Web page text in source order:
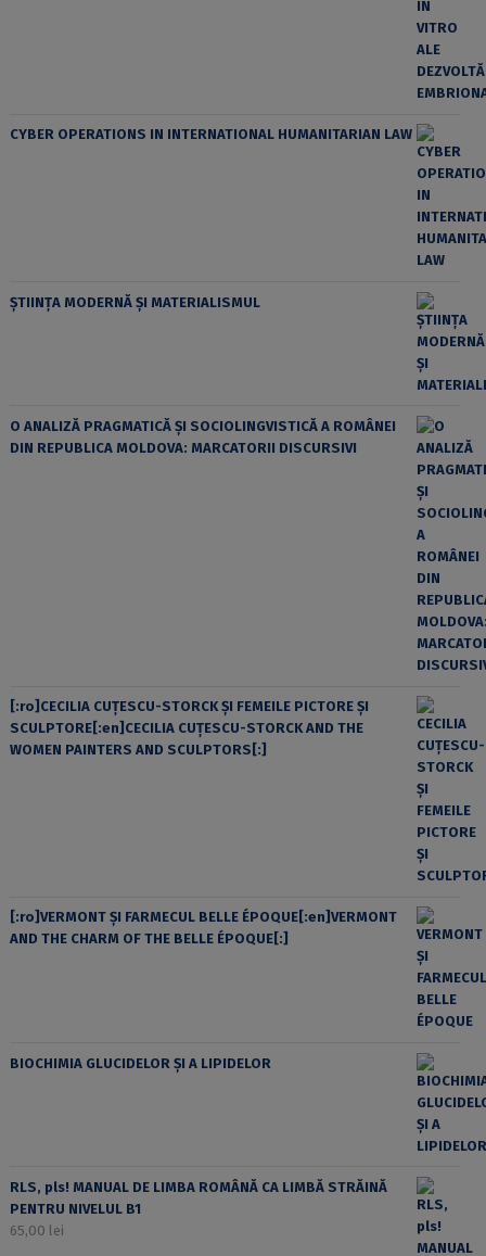
CYBER OPERATIONS IN INTERNATIONAL HUMANITARIAN LAW
ȘTIINȚA MODERNĂ ȘI MATERIALISMUL
O ANALIZĂ PRAGMATICĂ ȘI SOCIOLINGVISTICĂ A ROMÂNEI
DIN REPUBLICA MOLDOVA: MARCATORII DISCURSIVI
[:ro]CECILIA CUŢESCU-STORCK ŞI FEMEILE PICTORE ŞI
SCULPTORE[:en]CECILIA CUŢESCU-STORCK AND THE
WOMEN PAINTERS AND SCULPTORS[:]
[:ro]VERMONT ȘI FARMECUL BELLE ÉPOQUE[:en]VERMONT
AND THE CHARM OF THE BELLE ÉPOQUE[:]
BIOCHIMIA GLUCIDELOR ȘI A LIPIDELOR
RLS, pls! MANUAL DE LIMBA ROMÂNĂ CA LIMBĂ STRĂINĂ
PENTRU NIVELUL B1
65,00 lei